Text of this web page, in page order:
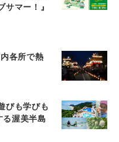
サマー！』
各所で熱
びも学びも
渥美半島